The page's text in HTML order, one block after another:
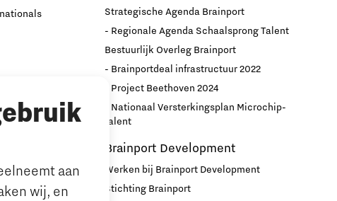
aan
wij, en
Next Tech Food Factories
Strategische Agenda Brainport
- Regionale Agenda Schaalsprong Talent
Bestuurlijk Overleg Brainport
- Brainportdeal infrastructuur 2022
- Project Beethoven 2024
- Nationaal Versterkingsplan Microchip-
talent
Brainport Development
Werken bij Brainport Development
Stichting Brainport